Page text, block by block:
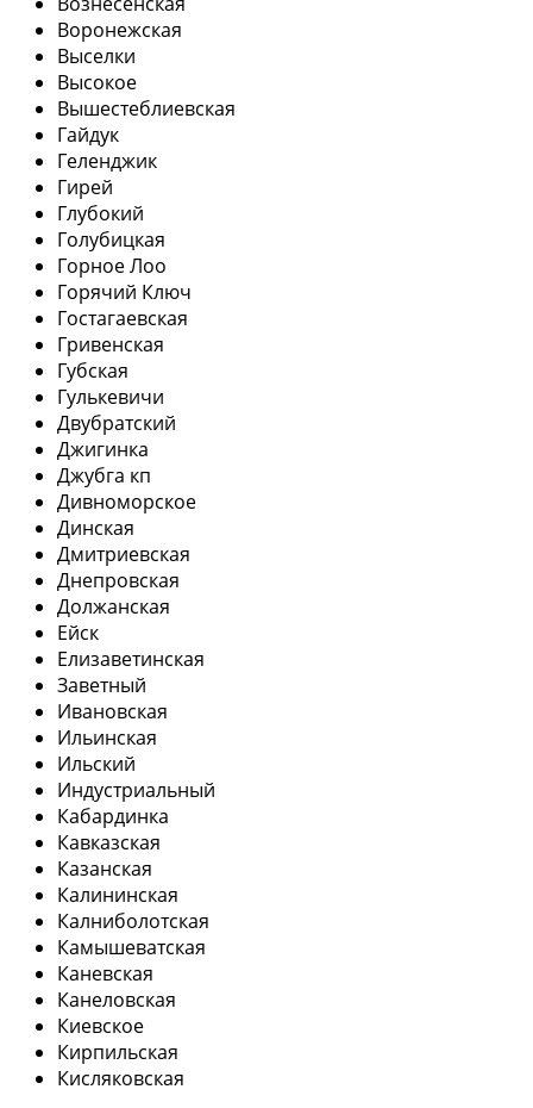
Воронежская
Выселки
Высокое
Вышестеблиевская
Гайдук
Геленджик
Гирей
Глубокий
Голубицкая
Горное Лоо
Горячий Ключ
Гостагаевская
Гривенская
Губская
Гулькевичи
Двубратский
Джигинка
Джубга кп
Дивноморское
Динская
Дмитриевская
Днепровская
Должанская
Ейск
Елизаветинская
Заветный
Ивановская
Ильинская
Ильский
Индустриальный
Кабардинка
Кавказская
Казанская
Калининская
Калниболотская
Камышеватская
Каневская
Канеловская
Киевское
Кирпильская
Кисляковская